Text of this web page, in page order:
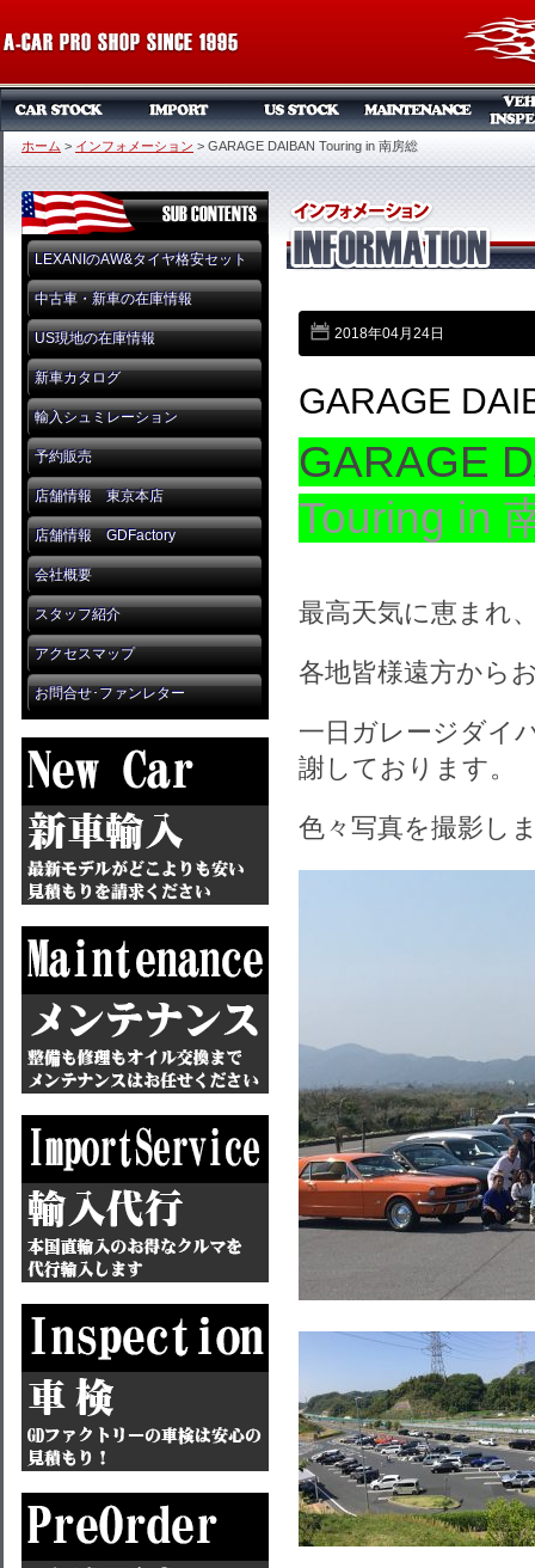
ホーム > インフォメーション > GARAGE DAIBAN Touring in 南房総
LEXANIのAW&タイヤ格安セット
中古車・新車の在庫情報
US現地の在庫情報
新車カタログ
輸入シュミレーション
予約販売
店舗情報 東京本店
店舗情報 GDFactory
会社概要
スタッフ紹介
アクセスマップ
お問合せ･ファンレター
2018年04月24日
GARAGE
GARAGE
Touring in
最高天気に恵まれ
各地皆様遠方から
一日ガレージダイ
謝しております。
色々写真を撮影し